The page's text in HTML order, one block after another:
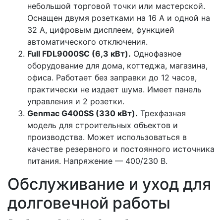
небольшой торговой точки или мастерской.
Оснащен двумя розетками на 16 А и одной на
32 А, цифровым дисплеем, функцией
автоматического отключения.
Full FDL9000SC (6,3 кВт). Однофазное
оборудование для дома, коттеджа, магазина,
офиса. Работает без заправки до 12 часов,
практически не издает шума. Имеет панель
управления и 2 розетки.
Genmac G400SS (330 кВт). Трехфазная
модель для строительных объектов и
производства. Может использоваться в
качестве резервного и постоянного источника
питания. Напряжение — 400/230 В.
Обслуживание и уход для
долговечной работы